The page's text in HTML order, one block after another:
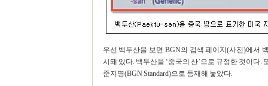
우선 백두산을 보면 BGN의 검색 페이지(사진)에서
시돼 있다. 백두산을 ‘중국의 산’으로 규정한 것이다.
준지명(BGN Standard)으로 등재해 놓았다.